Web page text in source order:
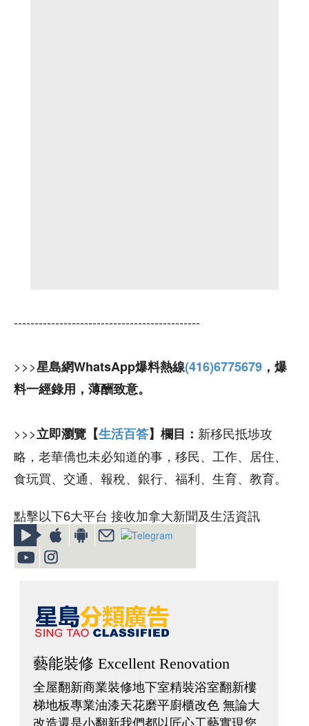
---------------------------------------------
>>>星島網WhatsApp爆料熱線(416)6775679 ，爆
料一經錄用，薄酬致意。
>>>立即瀏覽【生活百答】欄目： 新移民抵埗攻
略，老華僑也未必知道的事，移民、工作、居住、
食玩買、交通、報稅、銀行、福利、生育、教育。
點擊以下6大平台 接收加拿大新聞及生活資訊